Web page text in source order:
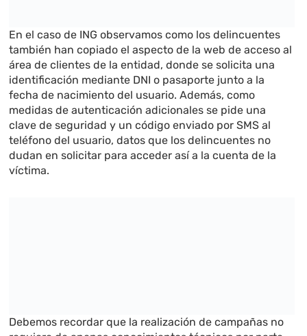
En el caso de ING observamos como los delincuentes
también han copiado el aspecto de la web de acceso al
área de clientes de la entidad, donde se solicita una
identificación mediante DNI o pasaporte junto a la
fecha de nacimiento del usuario. Además, como
medidas de autenticación adicionales se pide una
clave de seguridad y un código enviado por SMS al
teléfono del usuario, datos que los delincuentes no
dudan en solicitar para acceder así a la cuenta de la
víctima.
Debemos recordar que la realización de campañas no